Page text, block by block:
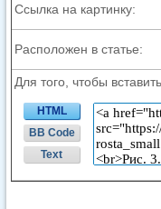
Ссылка на картинку:
Расположен в статье:
Для того, чтобы
HTML
BB Code
Text